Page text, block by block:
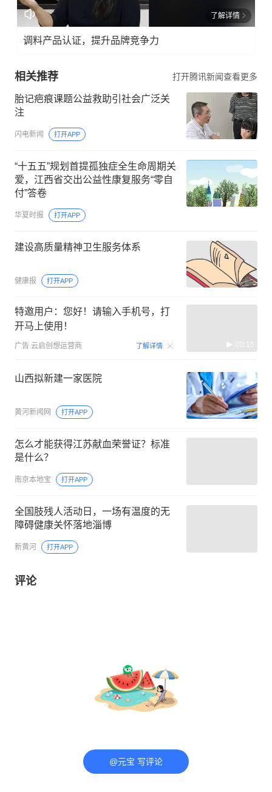
了解详情
调料产品认证，提升品牌竞争力
相关推荐 打开腾讯新闻查看更多
胎记疤痕课题公益救助引社会广泛关
注
闪电新闻 打开APP
“十五五”规划首提孤独症全生命周期关
爱，江西省交出公益性康复服务“零自
付”答卷
华夏时报 打开APP
建设高质量精神卫生服务体系
健康报 打开APP
特邀用户：您好！请输入手机号，打
开马上使用！
广告 云启创想运营商 了解详情 00:15
山西拟新建一家医院
黄河新闻网 打开APP
怎么才能获得江苏献血荣誉证？标准
是什么？
南京本地宝 打开APP
全国肢残人活动日，一场有温度的无
障碍健康关怀落地淄博
新黄河 打开APP
评论
@元宝 写评论